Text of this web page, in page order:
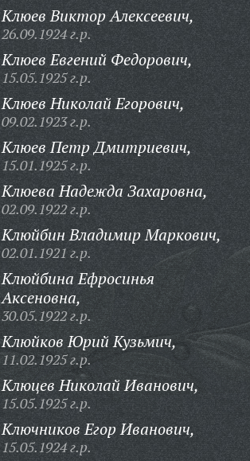
Клюев Виктор Алексеевич,
26.09.1924 г.р.
Клюев Евгений Федорович,
15.05.1925 г.р.
Клюев Николай Егорович,
09.02.1923 г.р.
Клюев Петр Дмитриевич,
15.01.1925 г.р.
Клюева Надежда Захаровна,
02.09.1922 г.р.
Клюйбин Владимир Маркович,
02.01.1921 г.р.
Клюйбина Ефросинья
Аксеновна,
30.05.1922 г.р.
Клюйков Юрий Кузьмич,
11.02.1925 г.р.
Клюцев Николай Иванович,
15.05.1925 г.р.
Ключников Егор Иванович,
15.05.1924 г.р.